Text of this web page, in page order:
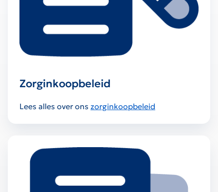
Zorginkoopbeleid
Lees alles over ons zorginkoopbeleid